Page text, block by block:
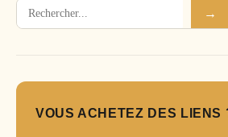
Rechercher →
VOUS ACHETEZ DES LIENS